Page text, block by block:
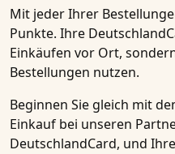
Mit jeder Ihrer
Punkte. Ihre
Einkäufen vor Ort,
Bestellungen nutzen.
Beginnen Sie gleich mit
Einkauf bei unseren
DeutschlandCard, und